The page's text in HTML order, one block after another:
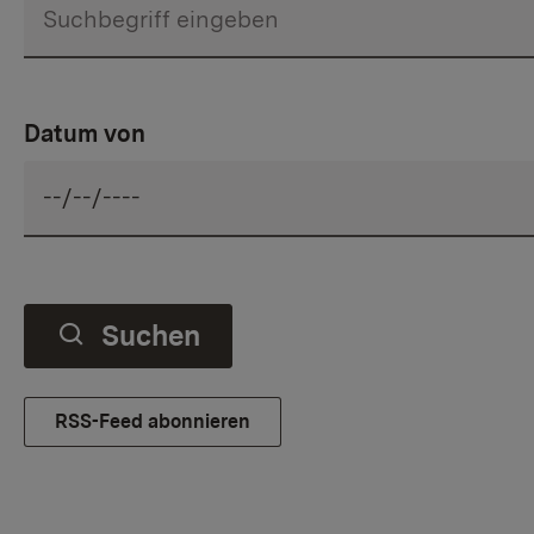
Datum von
Suchen
RSS-Feed abonnieren